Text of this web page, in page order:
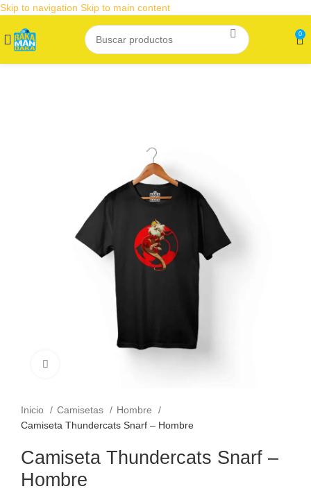
Skip to navigation Skip to main content
0
Inicio Camisetas
Hombre
Camiseta Thundercats Snarf – Hombre
Camiseta Thundercats Snarf –
Hombre